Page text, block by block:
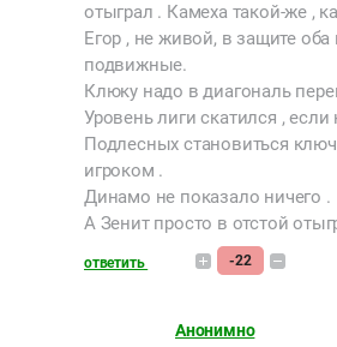
отыграл . Камеха такой-же ,
Егор , не живой, в защите оба
подвижные.
Клюку надо в диагональ
Уровень лиги скатился , если
Подлесных становиться
игроком .
Динамо не показало ничего .
А Зенит просто в отстой
ответить -22
Анонимно